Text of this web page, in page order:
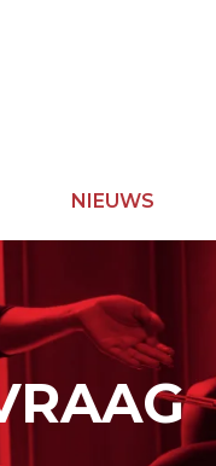
NIEUWS